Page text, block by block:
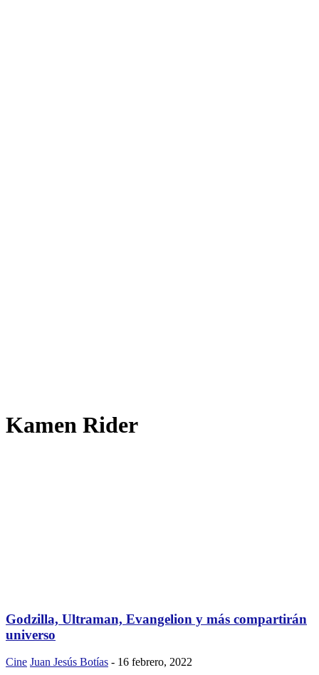
Kamen Rider
Godzilla, Ultraman, Evangelion y más compartirán
universo
Cine Juan Jesús Botías - 16 febrero, 2022